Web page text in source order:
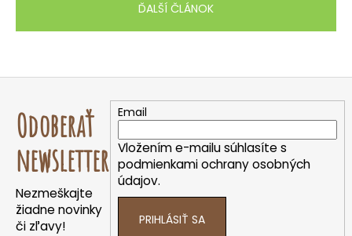
ĎALŠÍ ČLÁNOK
Odoberať
newsletter
Nezmeškajte
žiadne novinky
či zľavy!
Email
Vložením e-mailu súhlasíte s
podmienkami ochrany osobných
údajov.
PRIHLÁSIŤ SA